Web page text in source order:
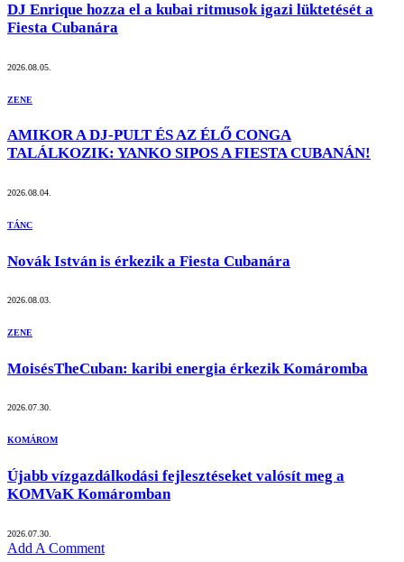
DJ Enrique hozza el a kubai ritmusok igazi lüktetését a
Fiesta Cubanára
2026.08.05.
ZENE
AMIKOR A DJ-PULT ÉS AZ ÉLŐ CONGA
TALÁLKOZIK: YANKO SIPOS A FIESTA CUBANÁN!
2026.08.04.
TÁNC
Novák István is érkezik a Fiesta Cubanára
2026.08.03.
ZENE
MoisésTheCuban: karibi energia érkezik Komáromba
2026.07.30.
KOMÁROM
Újabb vízgazdálkodási fejlesztéseket valósít meg a
KOMVaK Komáromban
2026.07.30.
Add A Comment